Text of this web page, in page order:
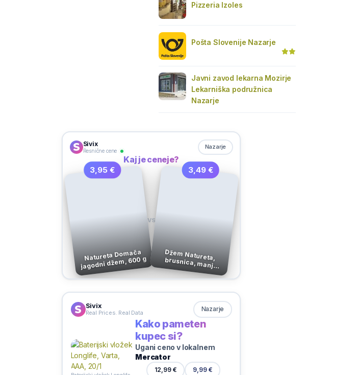
Pizzeria Izoles
Pošta Slovenije Nazarje
Javni zavod lekarna Mozirje
Lekarniška podružnica
Nazarje
Sivix
Resnične cene
Nazarje
Kaj je ceneje?
3,95 €
Natureta Domača
jagodni džem, 600 g
VS
3,49 €
Džem Natureta,
brusnica, manj
sladkorja, 250 g
Sivix
Real Prices. Real Data Nazarje
Kako pameten
kupec si?
Ugani ceno v lokalnem
Mercator
12,99 € 9,99 €